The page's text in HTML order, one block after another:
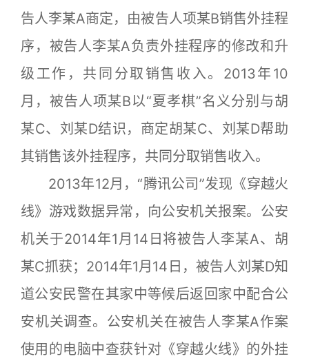
告人李某A商定，由被告人项某B销售外挂程
序，被告人李某A负责外挂程序的修改和升
级工作，共同分取销售收入。2013年10
月，被告人项某B以“夏孝棋”名义分别与胡
某C、刘某D结识，商定胡某C、刘某D帮助
其销售该外挂程序，共同分取销售收入。
2013年12月，“腾讯公司”发现《穿越火
线》游戏数据异常，向公安机关报案。公安
机关于2014年1月14日将被告人李某A、胡
某C抓获；2014年1月14日，被告人刘某D知
道公安民警在其家中等候后返回家中配合公
安机关调查。公安机关在被告人李某A作案
使用的电脑中查获针对《穿越火线》的外挂